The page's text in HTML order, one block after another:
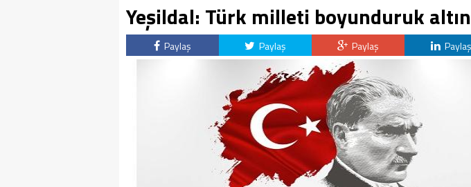
Yeşildal: Türk milleti boyunduruk
Paylaş Paylaş Paylaş Paylaş